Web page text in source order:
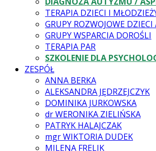
TERAPIA DZIECI I
GRUPY ROZWOJOWE
GRUPY WSPARCIA DOROŚLI
TERAPIA PAR
SZKOLENIE DLA
ZESPÓŁ
ANNA BERKA
ALEKSANDRA JĘDRZEJCZYK
DOMINIKA JURKOWSKA
dr WERONIKA ZIELIŃSKA
PATRYK HALAJCZAK
mgr WIKTORIA DUDEK
MILENA FRELIK